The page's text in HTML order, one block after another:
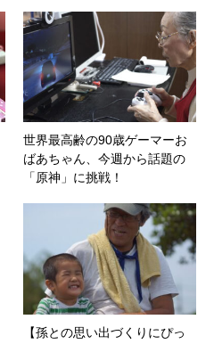
世界最高齢の90歳ゲーマーお
ばあちゃん、今週から話題の
「原神」に挑戦！
【孫との思い出づくりにぴっ